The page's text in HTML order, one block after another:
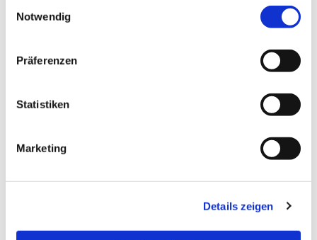
Notwendig
Präferenzen
Statistiken
Marketing
Details zeigen